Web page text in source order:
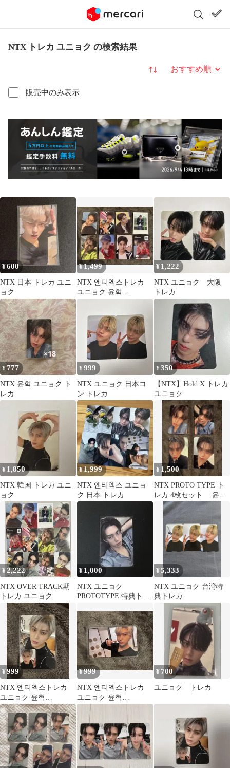
NTX トレカ ユニョク の検索結果
販売中のみ表示
並び替え
¥600
NTX 日本 トレカ ユニ
ョク
¥1,499
NTX 엔티엑스トレカ
ユニョク 윤혁
YUNHYEOK 6枚＋2枚
¥ 1,222
NTX ユニョク 大阪
トレカ
¥777
NTX 윤혁 ユニョク ト
レカ
¥999
NTX ユニョク 日本コ
ン トレカ
¥350
【NTX】Hold X トレカ
ユニョク
¥ 1,850
NTX 韓国 トレカ ユニ
ョク
¥1,999
NTX 엔티엑스 ユニョ
ク 日本 トレカ
¥ 1,500
NTX PROTO TYPE ト
レカ 4枚セット 윤혁
ユニョク
¥2,222
NTX OVER TRACK期
トレカ ユニョク
¥ 1,000
NTX ユニョク
PROTOTYPE 特典トレ
¥5,333
NTX ユニョク 台湾特
典トレカ
¥999
NTX 엔티엑스トレカ
ユニョク 윤혁
YUNHYEOK
¥999
NTX 엔티엑스トレカ
ユニョク 윤혁
YUNHYEOK 日本公演
トレカ
¥ 700
ユニョク トレカ